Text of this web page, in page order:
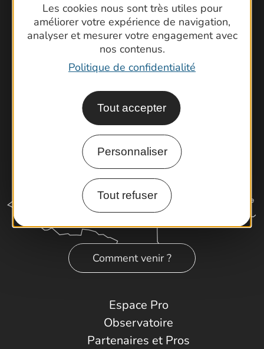
Les cookies nous sont très utiles pour
améliorer votre expérience de navigation,
analyser et mesurer votre engagement avec
nos contenus.
Politique de confidentialité
Tout accepter
Personnaliser
Tout refuser
Foire aux questions
Brochures
Cartoguides et Topoguides
Latitude Gard
Comment venir ?
Espace Pro
Observatoire
Partenaires et Pros